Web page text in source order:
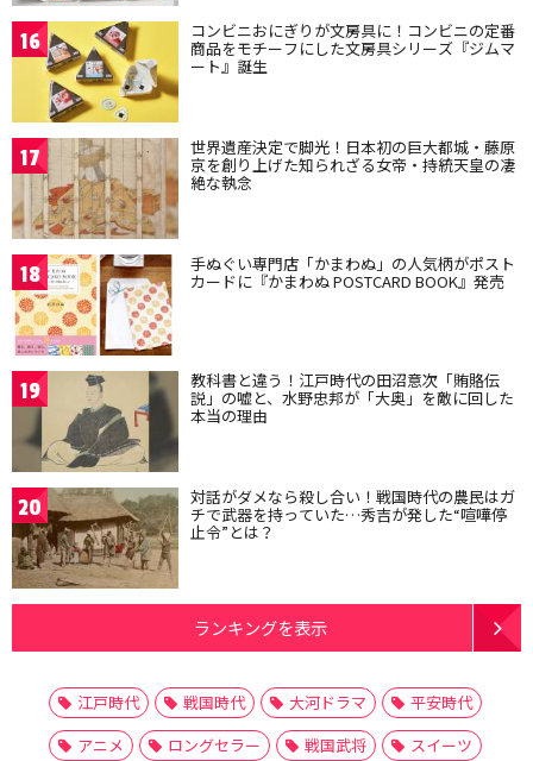
16 コンビニおにぎりが文房具に！コンビニの定番
商品をモチーフにした文房具シリーズ『ジムマ
ート』誕生
17 世界遺産決定で脚光！日本初の巨大都城・藤原
京を創り上げた知られざる女帝・持統天皇の凄
絶な執念
18 手ぬぐい専門店「かまわぬ」の人気柄がポスト
カードに『かまわぬ POSTCARD BOOK』発売
19 教科書と違う！江戸時代の田沼意次「賄賂伝
説」の嘘と、水野忠邦が「大奥」を敵に回した
本当の理由
20 対話がダメなら殺し合い！戦国時代の農民はガ
チで武器を持っていた…秀吉が発した“喧嘩停
止令”とは？
ランキングを表示
江戸時代 戦国時代 大河ドラマ
平安時代
アニメ
ロングセラー 戦国武将
スイーツ